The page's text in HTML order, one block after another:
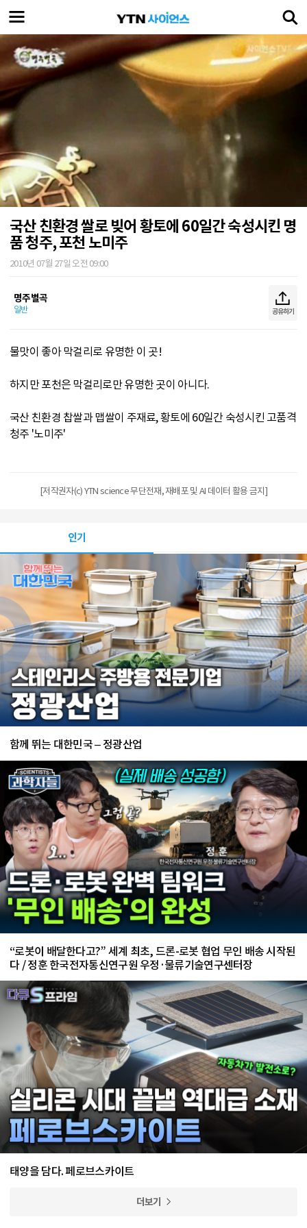
국산 친환경 쌀로 빚어 황토에 60일간 숙성시킨 명
품 청주, 포천 노미주
2010년 07월 27일 오전 09:00
명주별곡
일반 공유하기
물맛이 좋아 막걸리로 유명한 이 곳!
하지만 포천은 막걸리로만 유명한 곳이 아니다.
국산 친환경 찹쌀과 맵쌀이 주재료, 황토에 60일간 숙성시킨 고품격
청주 '노미주'
[저작권자(c) YTN science 무단전재, 재배포 및 AI 데이터 활용 금지]
인기
함께 뛰는 대한민국 – 정광산업
“로봇이 배달한다고?” 세계 최초, 드론-로봇 협업 무인 배송 시작된
다 / 정훈 한국전자통신연구원 우정·물류기술연구센터장
태양을 담다. 페로브스카이트
더보기